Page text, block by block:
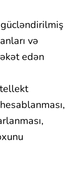
və
edən